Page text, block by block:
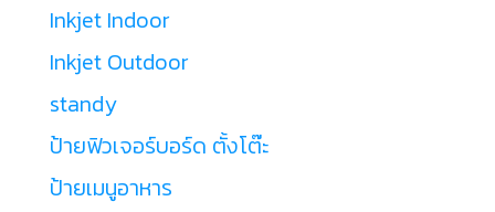
Inkjet Indoor
Inkjet Outdoor
standy
ป้ายฟิวเจอร์บอร์ด ตั้งโต๊ะ
ป้ายเมนูอาหาร